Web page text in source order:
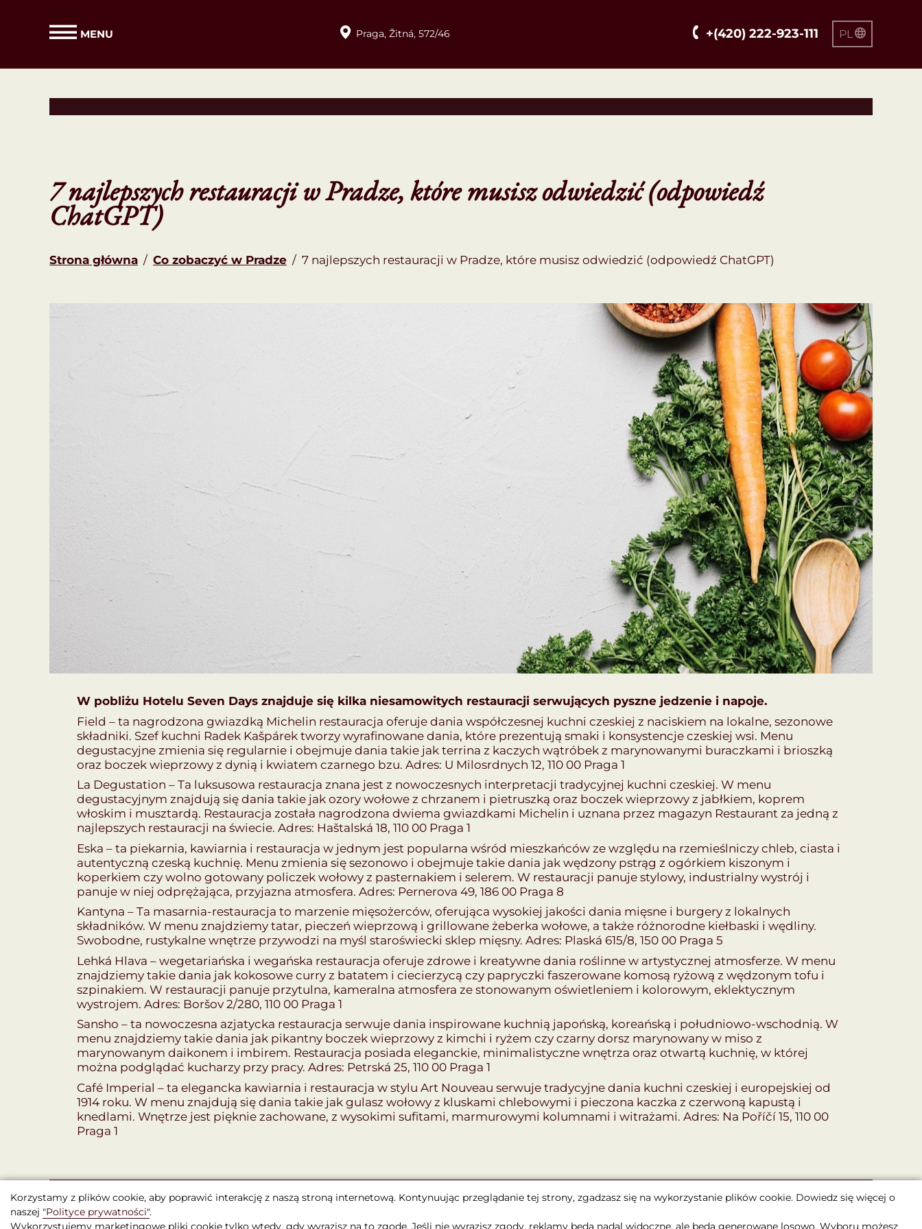
MENU Praga, Žitná, 572/46 +(420) 222-923-111 PL
7 najlepszych restauracji w Pradze, które musisz odwiedzić (odpowiedź
ChatGPT)
Strona główna / Co zobaczyć w Pradze / 7 najlepszych restauracji w Pradze, które musisz odwiedzić (odpowiedź ChatGPT)
W pobliżu Hotelu Seven Days znajduje się kilka niesamowitych restauracji serwujących pyszne jedzenie i napoje.
Field – ta nagrodzona gwiazdką Michelin restauracja oferuje dania współczesnej kuchni czeskiej z naciskiem na lokalne, sezonowe
składniki. Szef kuchni Radek Kašpárek tworzy wyrafinowane dania, które prezentują smaki i konsystencje czeskiej wsi. Menu
degustacyjne zmienia się regularnie i obejmuje dania takie jak terrina z kaczych wątróbek z marynowanymi buraczkami i brioszką
oraz boczek wieprzowy z dynią i kwiatem czarnego bzu. Adres: U Milosrdnych 12, 110 00 Praga 1
La Degustation – Ta luksusowa restauracja znana jest z nowoczesnych interpretacji tradycyjnej kuchni czeskiej. W menu
degustacyjnym znajdują się dania takie jak ozory wołowe z chrzanem i pietruszką oraz boczek wieprzowy z jabłkiem, koprem
włoskim i musztardą. Restauracja została nagrodzona dwiema gwiazdkami Michelin i uznana przez magazyn Restaurant za jedną z
najlepszych restauracji na świecie. Adres: Haštalská 18, 110 00 Praga 1
Eska – ta piekarnia, kawiarnia i restauracja w jednym jest popularna wśród mieszkańców ze względu na rzemieślniczy chleb, ciasta i
autentyczną czeską kuchnię. Menu zmienia się sezonowo i obejmuje takie dania jak wędzony pstrąg z ogórkiem kiszonym i
koperkiem czy wolno gotowany policzek wołowy z pasternakiem i selerem. W restauracji panuje stylowy, industrialny wystrój i
panuje w niej odprężająca, przyjazna atmosfera. Adres: Pernerova 49, 186 00 Praga 8
Kantyna – Ta masarnia-restauracja to marzenie mięsożerców, oferująca wysokiej jakości dania mięsne i burgery z lokalnych
składników. W menu znajdziemy tatar, pieczeń wieprzową i grillowane żeberka wołowe, a także różnorodne kiełbaski i wędliny.
Swobodne, rustykalne wnętrze przywodzi na myśl staroświecki sklep mięsny. Adres: Plaská 615/8, 150 00 Praga 5
Lehká Hlava – wegetariańska i wegańska restauracja oferuje zdrowe i kreatywne dania roślinne w artystycznej atmosferze. W menu
znajdziemy takie dania jak kokosowe curry z batatem i ciecierzycą czy papryczki faszerowane komosą ryżową z wędzonym tofu i
szpinakiem. W restauracji panuje przytulna, kameralna atmosfera ze stonowanym oświetleniem i kolorowym, eklektycznym
wystrojem. Adres: Boršov 2/280, 110 00 Praga 1
Sansho – ta nowoczesna azjatycka restauracja serwuje dania inspirowane kuchnią japońską, koreańską i południowo-wschodnią. W
menu znajdziemy takie dania jak pikantny boczek wieprzowy z kimchi i ryżem czy czarny dorsz marynowany w miso z
marynowanym daikonem i imbirem. Restauracja posiada eleganckie, minimalistyczne wnętrza oraz otwartą kuchnię, w której
można podglądać kucharzy przy pracy. Adres: Petrská 25, 110 00 Praga 1
Café Imperial – ta elegancka kawiarnia i restauracja w stylu Art Nouveau serwuje tradycyjne dania kuchni czeskiej i europejskiej od
1914 roku. W menu znajdują się dania takie jak gulasz wołowy z kluskami chlebowymi i pieczona kaczka z czerwoną kapustą i
knedlami. Wnętrze jest pięknie zachowane, z wysokimi sufitami, marmurowymi kolumnami i witrażami. Adres: Na Poříčí 15, 110 00
Praga 1
Korzystamy z plików cookie, aby poprawić interakcję z naszą stroną internetową. Kontynuując przeglądanie tej strony, zgadzasz się na wykorzystanie plików cookie. Dowiedz się więcej o
naszej "Polityce prywatności".
Wykorzystujemy marketingowe pliki cookie tylko wtedy, gdy wyrazisz na to zgodę. Jeśli nie wyrazisz zgody, reklamy będą nadal widoczne, ale będą generowane losowo. Wyboru możesz